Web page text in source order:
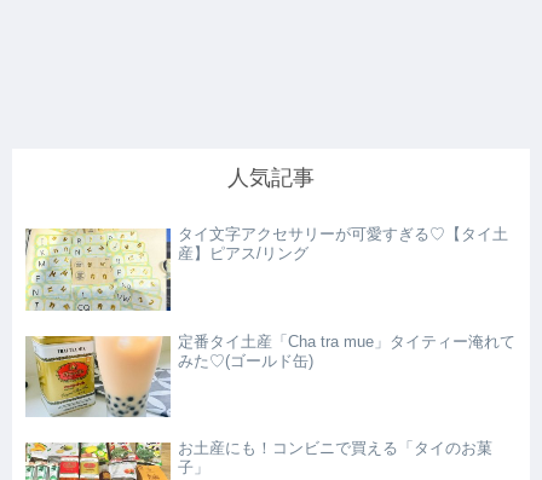
人気記事
タイ文字アクセサリーが可愛すぎる♡【タイ土
産】ピアス/リング
定番タイ土産「Cha tra mue」タイティー淹れて
みた♡(ゴールド缶)
お土産にも！コンビニで買える「タイのお菓
子」